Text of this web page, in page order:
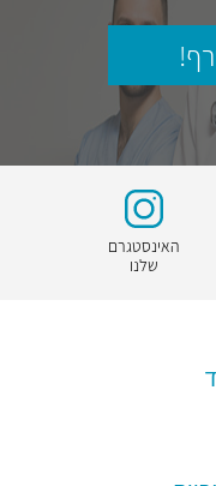
האינסטגרם
שלנו